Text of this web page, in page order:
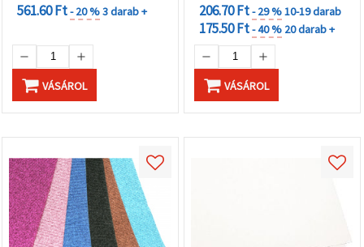
561.60 Ft- 20 %3 darab +
VÁSÁROL
206.70 Ft- 29 %10-19 darab
175.50 Ft- 40 % 20 darab +
VÁSÁROL